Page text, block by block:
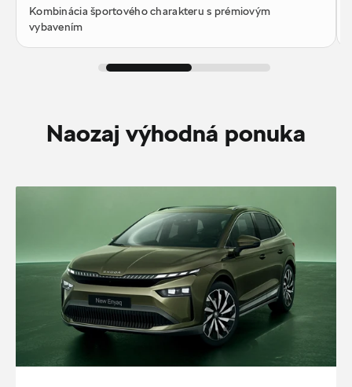
Kombinácia športového charakteru s prémiovým
vybavením
Naozaj výhodná ponuka